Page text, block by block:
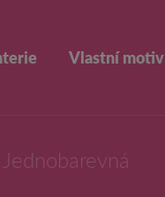
Vlastní motiv
Jednobarevná